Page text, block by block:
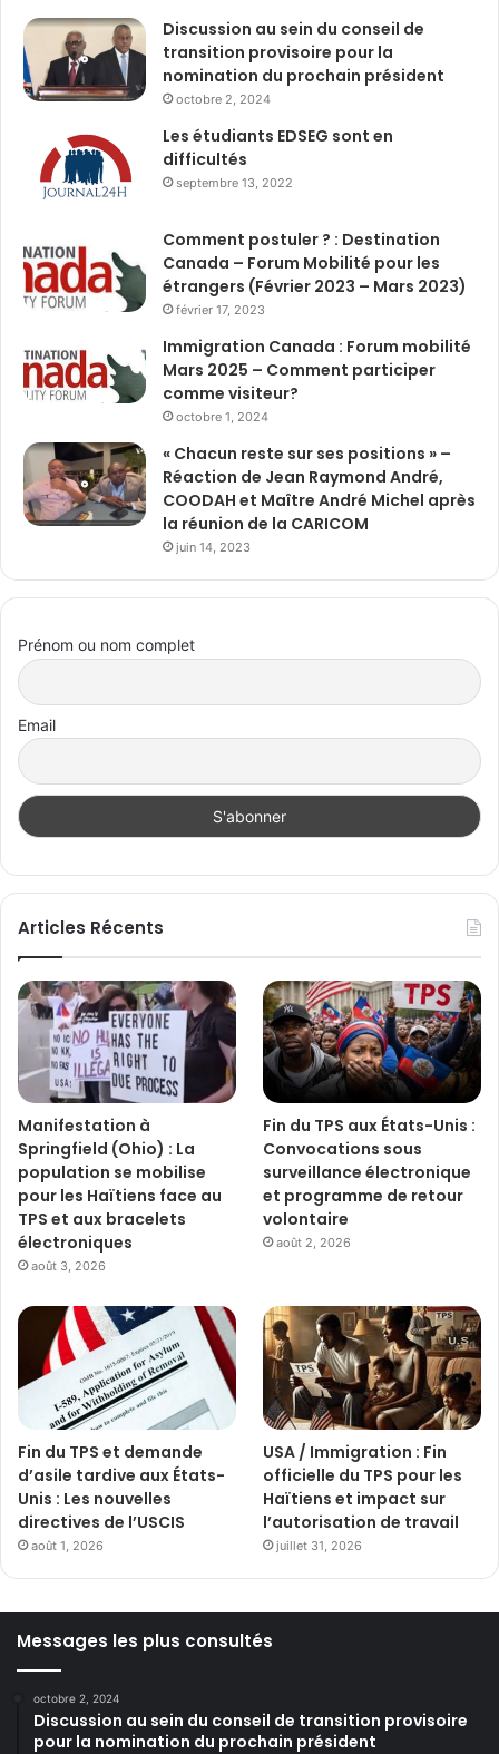
Discussion au sein du conseil de
transition provisoire pour la
nomination du prochain président
octobre 2, 2024
Les étudiants EDSEG sont en
difficultés
septembre 13, 2022
Comment postuler ? : Destination
Canada – Forum Mobilité pour les
étrangers (Février 2023 – Mars 2023)
février 17, 2023
Immigration Canada : Forum mobilité
Mars 2025 – Comment participer
comme visiteur?
octobre 1, 2024
« Chacun reste sur ses positions » –
Réaction de Jean Raymond André,
COODAH et Maître André Michel après
la réunion de la CARICOM
juin 14, 2023
Prénom ou nom complet
Email
Articles Récents
Manifestation à
Springfield (Ohio) : La
population se mobilise
pour les Haïtiens face au
TPS et aux bracelets
électroniques
août 3, 2026
Fin du TPS aux États-Unis :
Convocations sous
surveillance électronique
et programme de retour
volontaire
août 2, 2026
Fin du TPS et demande
d’asile tardive aux États-
Unis : Les nouvelles
directives de l’USCIS
août 1, 2026
USA / Immigration : Fin
officielle du TPS pour les
Haïtiens et impact sur
l’autorisation de travail
juillet 31, 2026
Messages les plus consultés
octobre 2, 2024
Discussion au sein du conseil de transition provisoire
pour la nomination du prochain président